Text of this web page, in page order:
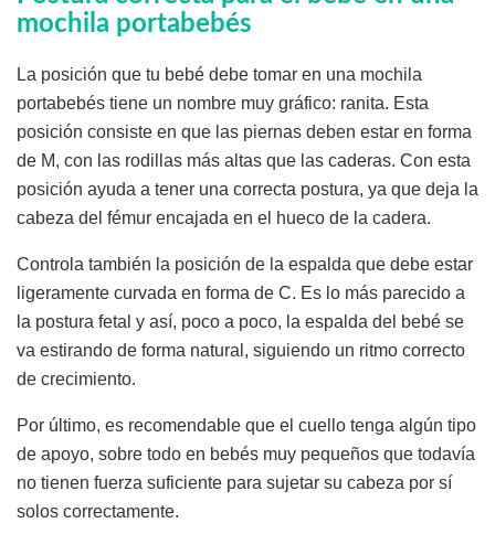
mochila portabebés
La posición que tu bebé debe tomar en una mochila
portabebés tiene un nombre muy gráfico: ranita. Esta
posición consiste en que las piernas deben estar en forma
de M, con las rodillas más altas que las caderas. Con esta
posición ayuda a tener una correcta postura, ya que deja la
cabeza del fémur encajada en el hueco de la cadera.
Controla también la posición de la espalda que debe estar
ligeramente curvada en forma de C. Es lo más parecido a
la postura fetal y así, poco a poco, la espalda del bebé se
va estirando de forma natural, siguiendo un ritmo correcto
de crecimiento.
Por último, es recomendable que el cuello tenga algún tipo
de apoyo, sobre todo en bebés muy pequeños que todavía
no tienen fuerza suficiente para sujetar su cabeza por sí
solos correctamente.